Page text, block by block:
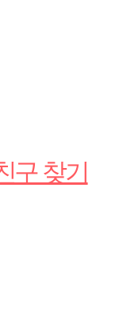
구 찾기